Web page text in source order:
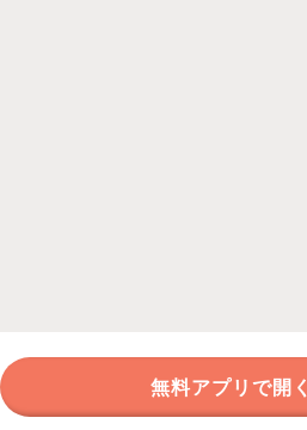
無料アプリで開く